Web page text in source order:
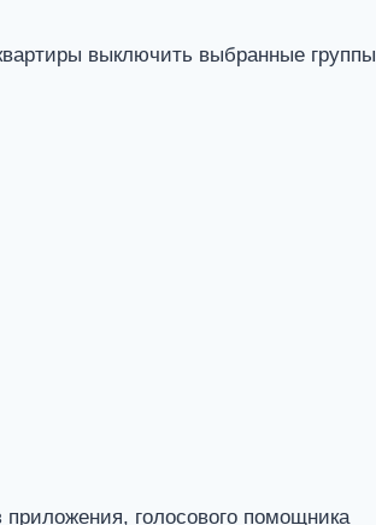
выключить выбранные группы
голосового помощника